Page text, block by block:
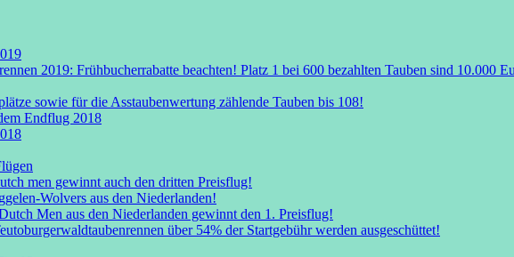
2019: Frühbucherrabatte beachten! Platz 1 bei 600 bezahlten Tauben sind 10.000
sowie für die Asstaubenwertung zählende Tauben bis 108!
Endflug 2018
men gewinnt auch den dritten Preisflug!
Wolvers aus den Niederlanden!
Men aus den Niederlanden gewinnt den 1. Preisflug!
über 54% der Startgebühr werden ausgeschüttet!